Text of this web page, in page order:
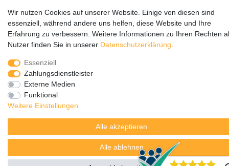
Wir nutzen Cookies auf unserer Website. Einige von diesen sind
essenziell, während andere uns helfen, diese Website und Ihre
Erfahrung zu verbessern. Weitere Informationen zu Ihren Rechten
Nutzer finden Sie in unserer Daten­schutz­erklärung
Essenziell
Zahlungsdienstleister
Externe Medien
Funktional
Weitere Einstellungen
Alle akzeptieren
Alle ablehnen